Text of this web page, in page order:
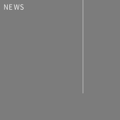
NEWS